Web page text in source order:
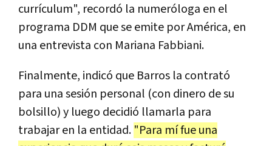
currículum", recordó la numeróloga en el
programa DDM que se emite por América, en
una entrevista con Mariana Fabbiani.
Finalmente, indicó que Barros la contrató
para una sesión personal (con dinero de su
bolsillo) y luego decidió llamarla para
trabajar en la entidad. "Para mí fue una